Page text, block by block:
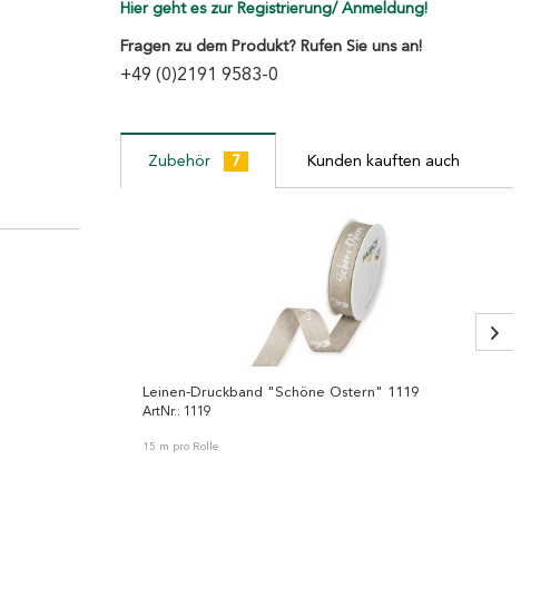
Hier geht es zur Registrierung/ Anmeldung!
Fragen zu dem Produkt? Rufen Sie uns an!
+49 (0)2191 9583-0
Zubehör 7 Kunden kauften auch
Leinen-Druckband "Schöne Ostern" 1119
ArtNr.: 1119
15 m pro Rolle